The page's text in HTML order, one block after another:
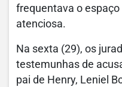
frequentava o
atenciosa.
Na sexta (29), os
testemunhas de
pai de Henry, Leniel